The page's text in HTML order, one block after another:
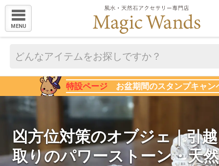
MENU
特設ページ お盆期間のスタンプキャン
凶方位対策のオブジェ｜引
取りのパワーストーン・天